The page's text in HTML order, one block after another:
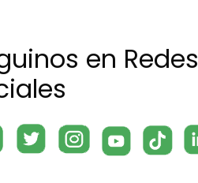
en Redes